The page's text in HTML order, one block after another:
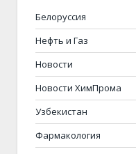
Белоруссия
Нефть и Газ
Новости
Новости ХимПрома
Узбекистан
Фармакология